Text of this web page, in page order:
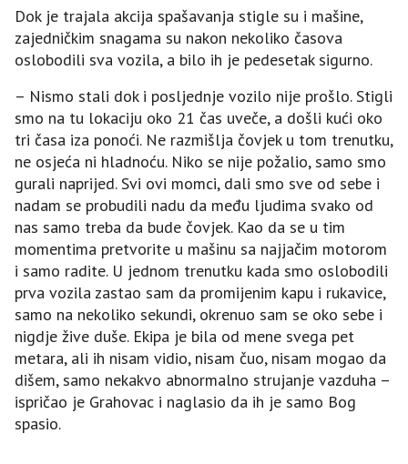
Dok je trajala akcija spašavanja stigle su i mašine,
zajedničkim snagama su nakon nekoliko časova
oslobodili sva vozila, a bilo ih je pedesetak sigurno.
– Nismo stali dok i posljednje vozilo nije prošlo. Stigli
smo na tu lokaciju oko 21 čas uveče, a došli kući oko
tri časa iza ponoći. Ne razmišlja čovjek u tom trenutku,
ne osjeća ni hladnoću. Niko se nije požalio, samo smo
gurali naprijed. Svi ovi momci, dali smo sve od sebe i
nadam se probudili nadu da među ljudima svako od
nas samo treba da bude čovjek. Kao da se u tim
momentima pretvorite u mašinu sa najjačim motorom
i samo radite. U jednom trenutku kada smo oslobodili
prva vozila zastao sam da promijenim kapu i rukavice,
samo na nekoliko sekundi, okrenuo sam se oko sebe i
nigdje žive duše. Ekipa je bila od mene svega pet
metara, ali ih nisam vidio, nisam čuo, nisam mogao da
dišem, samo nekakvo abnormalno strujanje vazduha –
ispričao je Grahovac i naglasio da ih je samo Bog
spasio.